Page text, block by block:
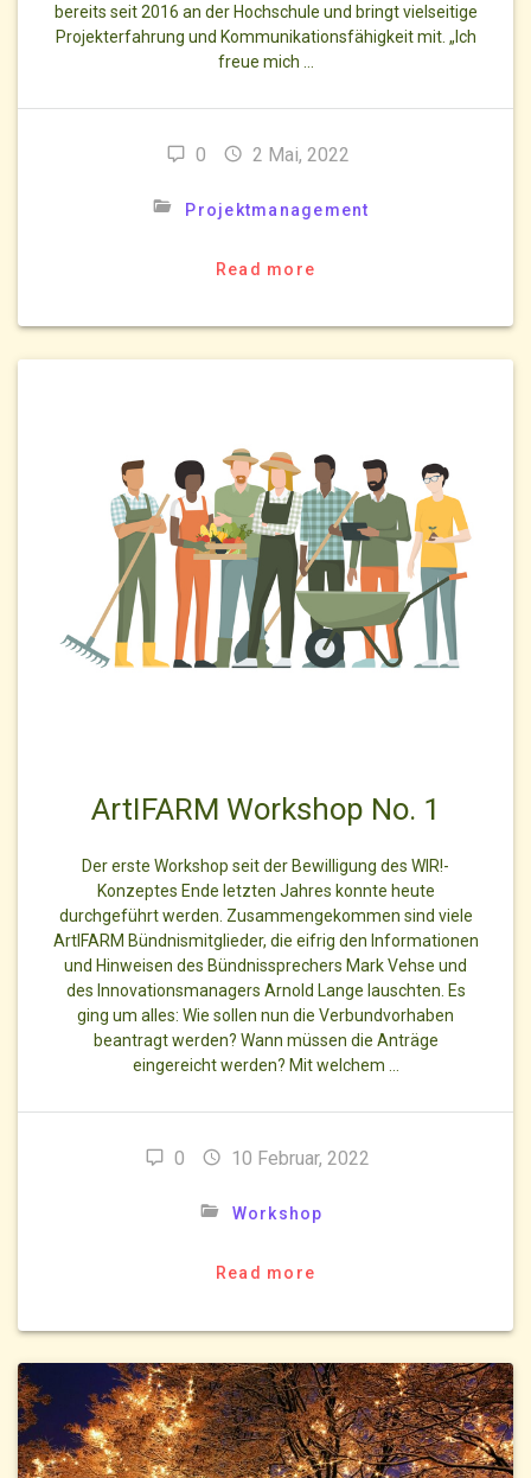
bereits seit 2016 an der Hochschule und bringt vielseitige
Projekterfahrung und Kommunikationsfähigkeit mit. „Ich
freue mich …
0 2 Mai, 2022
Projektmanagement
Read more
ArtIFARM Workshop No. 1
Der erste Workshop seit der Bewilligung des WIR!-
Konzeptes Ende letzten Jahres konnte heute
durchgeführt werden. Zusammengekommen sind viele
ArtIFARM Bündnismitglieder, die eifrig den Informationen
und Hinweisen des Bündnissprechers Mark Vehse und
des Innovationsmanagers Arnold Lange lauschten. Es
ging um alles: Wie sollen nun die Verbundvorhaben
beantragt werden? Wann müssen die Anträge
eingereicht werden? Mit welchem …
0 10 Februar, 2022
Workshop
Read more